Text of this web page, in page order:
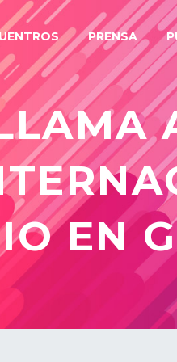
PRENSA
EN